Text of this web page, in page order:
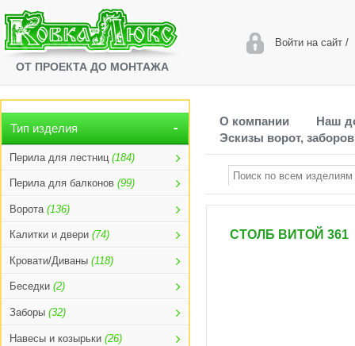
ОТ ПРОЕКТА ДО МОНТАЖА
Войти на сайт/
Тип изделия
Перила для лестниц (184)
Перила для балконов (99)
Ворота (136)
Калитки и двери (74)
Кровати/Диваны (118)
Беседки (2)
Заборы (32)
Навесы и козырьки (26)
О компании
Наш
Эскизы ворот, заборов
СТОЛБ ВИТОЙ 361